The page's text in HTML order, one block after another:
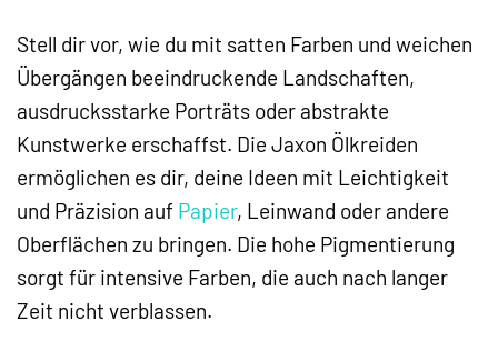
Stell dir vor, wie du mit satten Farben und weichen
Übergängen beeindruckende Landschaften,
ausdrucksstarke Porträts oder abstrakte
Kunstwerke erschaffst. Die Jaxon Ölkreiden
ermöglichen es dir, deine Ideen mit Leichtigkeit
und Präzision auf Papier, Leinwand oder andere
Oberflächen zu bringen. Die hohe Pigmentierung
sorgt für intensive Farben, die auch nach langer
Zeit nicht verblassen.